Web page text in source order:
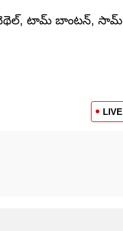
బెథెల్, టామ్ బాంటన్, సామ్
LIVE